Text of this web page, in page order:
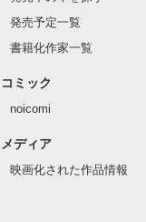
発売予定一覧
書籍化作家一覧
コミック
noicomi
メディア
映画化された作品情報